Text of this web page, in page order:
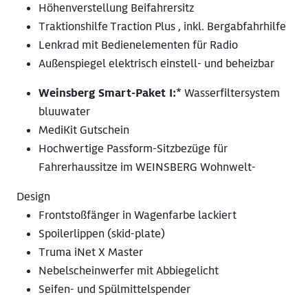
Höhenverstellung Beifahrersitz
Traktionshilfe Traction Plus , inkl. Bergabfahrhilfe
Lenkrad mit Bedienelementen für Radio
Außenspiegel elektrisch einstell- und beheizbar
Weinsberg Smart-Paket I:* Wasserfiltersystem
bluuwater
MediKit Gutschein
Hochwertige Passform-Sitzbezüge für
Fahrerhaussitze im WEINSBERG Wohnwelt-
Design
Frontstoßfänger in Wagenfarbe lackiert
Spoilerlippen (skid-plate)
Truma iNet X Master
Nebelscheinwerfer mit Abbiegelicht
Seifen- und Spülmittelspender